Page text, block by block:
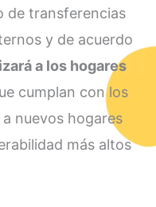
de transferencias
y de acuerdo
a los hogares
cumplan con los
nuevos hogares
más altos